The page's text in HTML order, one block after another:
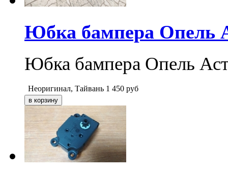
Юбка бампера Опель
Юбка бампера Опель
Неоригинал, Тайвань 1 450 руб